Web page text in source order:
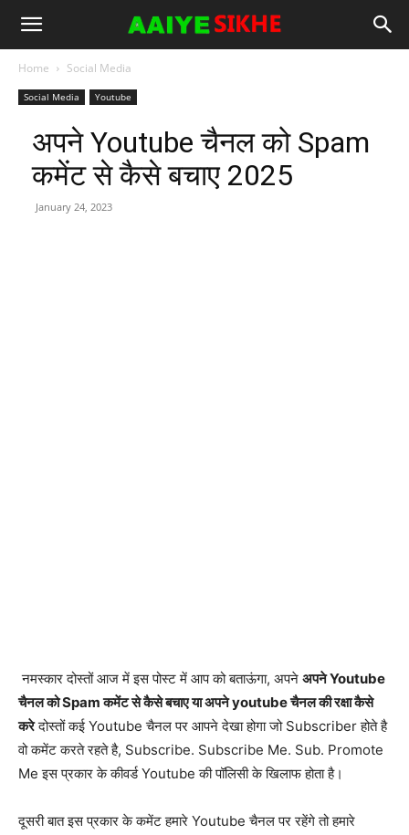
Home Social Media
Social Media Youtube
अपने Youtube चैनल को Spam
कमेंट से कैसे बचाए 2025
January 24, 2023
नमस्कार दोस्तों आज में इस पोस्ट में आप को बताऊंगा, अपने अपने Youtube
चैनल को Spam कमेंट से कैसे बचाए या अपने youtube चैनल की रक्षा कैसे
करेदोस्तों कई Youtube चैनल पर आपने देखा होगा जो Subscriber होते है
वो कमेंट करते रहते है, Subscribe. Subscribe Me. Sub. Promote
Me इस प्रकार के कीवर्ड Youtube की पॉलिसी के खिलाफ होता है।
दूसरी बात इस प्रकार के कमेंट हमारे Youtube चैनल पर रहेंगे तो हमारे